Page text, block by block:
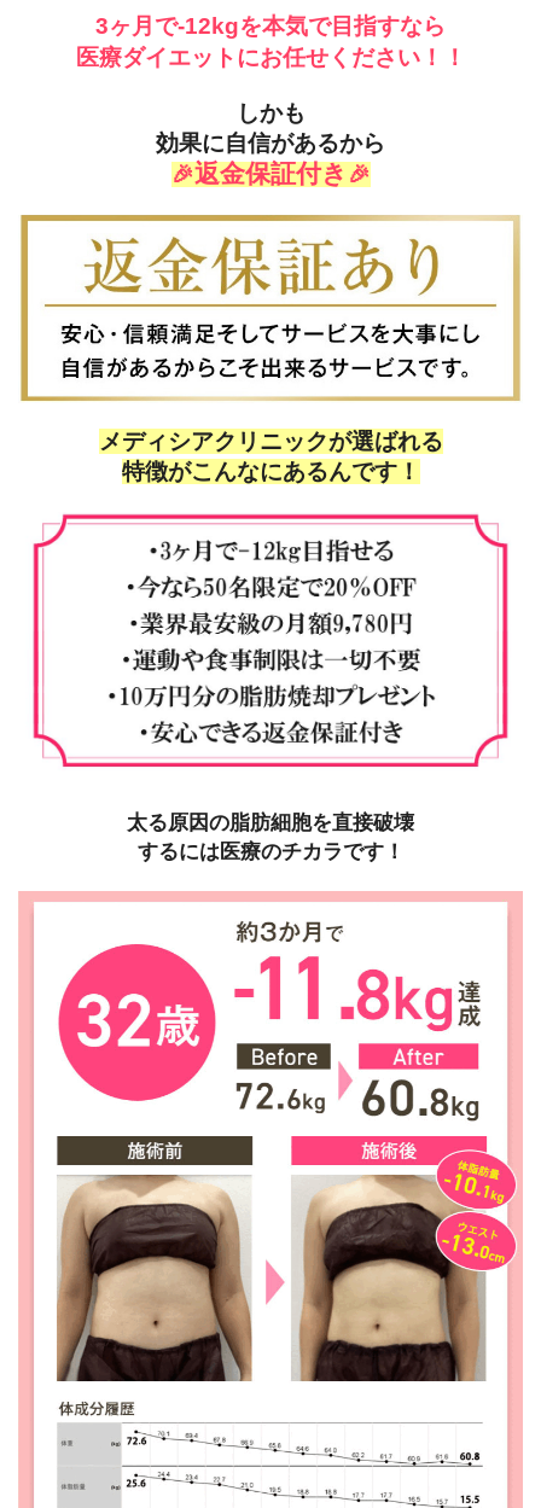
3ヶ月で-12kgを本気で目指すなら
医療ダイエットにお任せください！！
しかも
効果に自信があるから
🎉返金保証付き 🎉
メディシアクリニックが選ばれる
特徴がこんなにあるんです！
太る原因の脂肪細胞を直接破壊
するには医療のチカラです！